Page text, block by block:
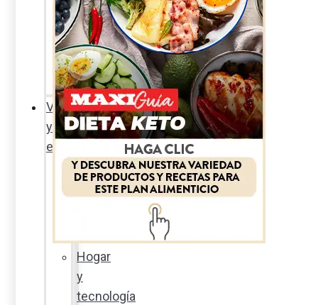
Sexualidad
responsable
En
la
percha
Vida
y
estilo
Productos
nuevos
Hogar
y
tecnología